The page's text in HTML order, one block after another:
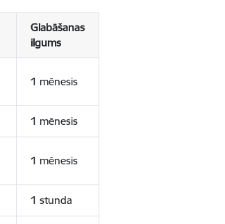
Glabāšanas
ilgums
1 mēnesis
1 mēnesis
1 mēnesis
1 stunda